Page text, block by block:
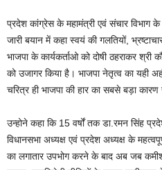
प्रदेश कांग्रेस के महामंत्री एवं संचार विभाग
जारी बयान में कहा स्वयं की गलतियों,
भाजपा के कार्यकर्ताओ को दोषी ठहराकर
को उजागर किया है। भाजपा नेतृत्व का यही
चरित्र ही भाजपा की हार का सबसे बड़ा कारण
उन्होने कहा कि 15 वर्षों तक डा.रमन सिंह
विधानसभा अध्यक्ष एवं प्रदेश अध्यक्ष के
का लगातार उपभोग करने के बाद अब जब